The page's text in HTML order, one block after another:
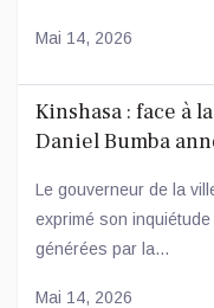
Mai 14, 2026
Kinshasa : face à
Daniel Bumba
Le gouverneur de la
exprimé son
générées par la...
Mai 14, 2026